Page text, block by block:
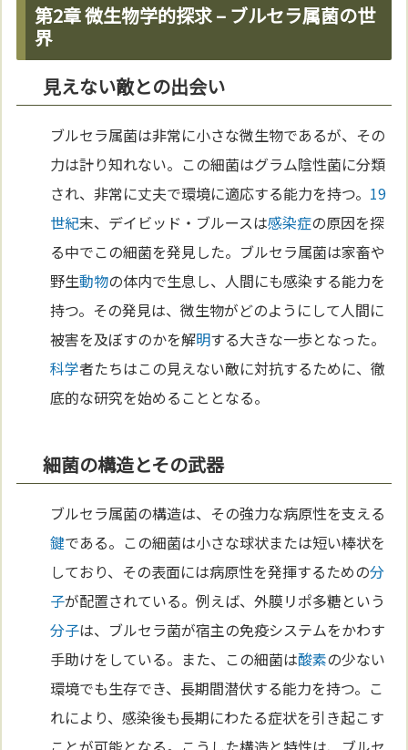
第2章 微生物学的探求 – ブルセラ属菌の世
界
見えない敵との出会い
ブルセラ属菌は非常に小さな微生物であるが、その
力は計り知れない。この細菌はグラム陰性菌に分類
され、非常に丈夫で環境に適応する能力を持つ。 19
世紀末、デイビッド・ブルースは感染症の原因を探
る中でこの細菌を発見した。ブルセラ属菌は家畜や
野生動物の体内で生息し、人間にも感染する能力を
持つ。その発見は、微生物がどのようにして人間に
被害を及ぼすのかを解明する大きな一歩となった。
科学者たちはこの見えない敵に対抗するために、徹
底的な研究を始めることとなる。
細菌の構造とその武器
ブルセラ属菌の構造は、その強力な病原性を支える
鍵である。この細菌は小さな球状または短い棒状を
しており、その表面には病原性を発揮するための分
子が配置されている。例えば、外膜リポ多糖という
分子は、ブルセラ菌が宿主の免疫システムをかわす
手助けをしている。また、この細菌は酸素の少ない
環境でも生存でき、長期間潜伏する能力を持つ。こ
れにより、感染後も長期にわたる症状を引き起こす